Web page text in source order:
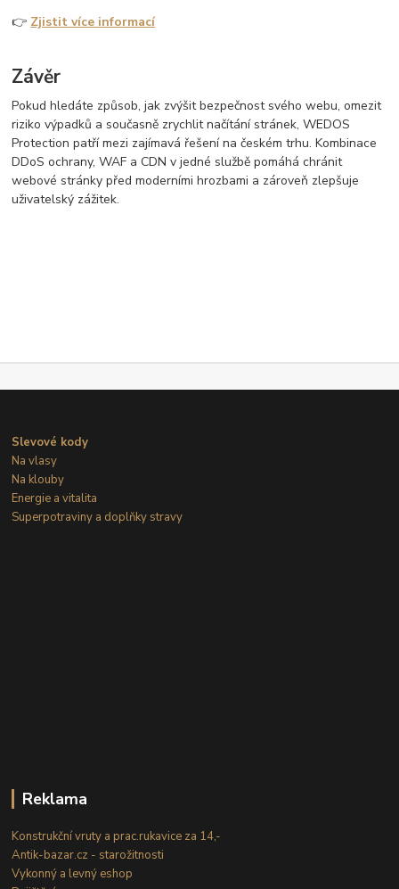
👉 Zjistit více informací
Závěr
Pokud hledáte způsob, jak zvýšit bezpečnost svého webu, omezit
riziko výpadků a současně zrychlit načítání stránek, WEDOS
Protection patří mezi zajímavá řešení na českém trhu. Kombinace
DDoS ochrany, WAF a CDN v jedné službě pomáhá chránit
webové stránky před moderními hrozbami a zároveň zlepšuje
uživatelský zážitek.
Slevové kody
Na vlasy
Na klouby
Energie a vitalita
Superpotraviny a doplňky stravy
Reklama
Konstrukční vruty a prac.rukavice za 14,-
Antik-bazar.cz - starožitnosti
Vykonný a levný eshop